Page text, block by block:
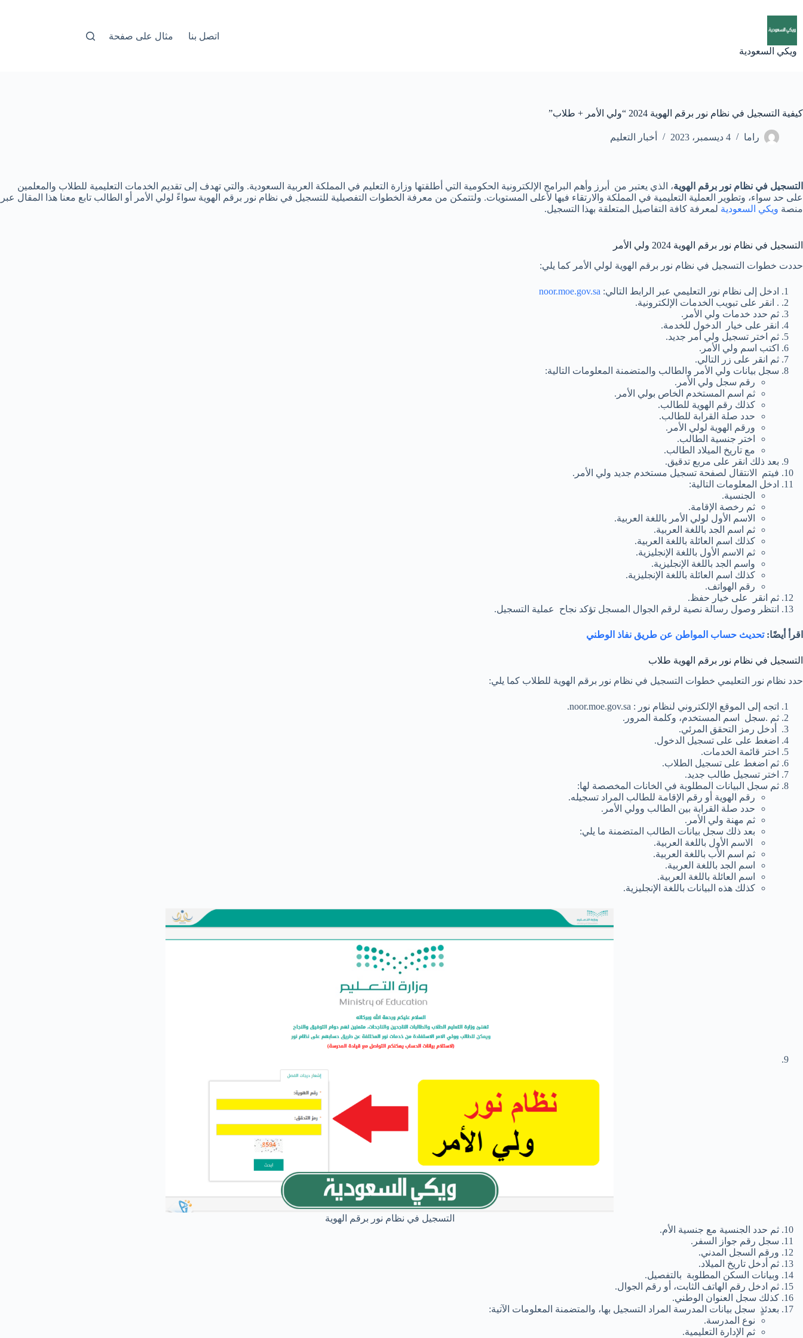
إلى
المحتوى
ويكي السعودية
اتصل بنا مثال على صفحة
كيفية التسجيل في نظام نور برقم الهوية 2024 “ولي الأمر + طلاب”
راما 4 ديسمبر، 2023 أخبار التعليم
التسجيل في نظام نور برقم الهوية، الذي يعتبر من أبرز وأهم البرامج الإلكترونية الحكومية التي أطلقتها وزارة التعليم في المملكة العربية السعودية. والتي تهدف إلى تقديم الخدمات التعليمية للطلاب والمعلمين
على حد سواء، وتطوير العملية التعليمية في المملكة والارتقاء فيها لأعلى المستويات. ولتتمكن من معرفة الخطوات التفصيلية للتسجيل في نظام نور برقم الهوية سواءً لولي الأمر أو الطالب تابع معنا هذا المقال عبر
منصة ويكي السعودية لمعرفة كافة التفاصيل المتعلقة بهذا التسجيل.
التسجيل في نظام نور برقم الهوية 2024 ولي الأمر
حددت خطوات التسجيل في نظام نور برقم الهوية لولي الأمر كما يلي:
ادخل إلى نظام نور التعليمي عبر الرابط التالي: noor.moe.gov.sa
. انقر على تبويب الخدمات الإلكترونية.
ثم حدد خدمات ولي الأمر.
انقر على خيار الدخول للخدمة.
ثم اختر تسجيل ولي أمر جديد.
اكتب اسم ولي الأمر.
ثم انقر على زر التالي.
سجل بيانات ولي الأمر والطالب والمتضمنة المعلومات التالية:
رقم سجل ولي الأمر.
ثم اسم المستخدم الخاص بولي الأمر.
كذلك رقم الهوية للطالب.
حدد صلة القرابة للطالب.
ورقم الهوية لولي الأمر.
اختر جنسية الطالب.
مع تاريخ الميلاد الطالب.
بعد ذلك انقر على مربع تدقيق.
فيتم الانتقال لصفحة تسجيل مستخدم جديد ولي الأمر.
ادخل المعلومات التالية:
الجنسية.
ثم رخصة الإقامة.
الاسم الأول لولي الأمر باللغة العربية.
ثم اسم الجد باللغة العربية.
كذلك اسم العائلة باللغة العربية.
ثم الاسم الأول باللغة الإنجليزية.
واسم الجد باللغة الإنجليزية.
كذلك اسم العائلة باللغة الإنجليزية.
رقم الهواتف.
ثم انقر على خيار حفظ.
انتظر وصول رسالة نصية لرقم الجوال المسجل تؤكد نجاح عملية التسجيل.
اقرأ أيضًا:تحديث حساب المواطن عن طريق نفاذ الوطني
التسجيل في نظام نور برقم الهوية طلاب
حدد نظام نور التعليمي خطوات التسجيل في نظام نور برقم الهوية للطلاب كما يلي:
اتجه إلى الموقع الإلكتروني لنظام نور : noor.moe.gov.sa.
ثم .سجل اسم المستخدم، وكلمة المرور.
أدخل رمز التحقق المرئي.
اضغط على على تسجيل الدخول.
اختر قائمة الخدمات.
ثم اضغط على تسجيل الطلاب.
اختر تسجيل طالب جديد.
ثم سجل البيانات المطلوبة في الخانات المخصصة لها:
رقم الهوية أو رقم الإقامة للطالب المراد تسجيله.
حدد صلة القرابة بين الطالب وولي الأمر.
ثم مهنة ولي الأمر.
بعد ذلك سجل بيانات الطالب المتضمنة ما يلي:
الاسم الأول باللغة العربية.
ثم اسم الأب باللغة العربية.
اسم الجد باللغة العربية.
اسم العائلة باللغة العربية.
كذلك هذه البيانات باللغة الإنجليزية.
التسجيل في نظام نور برقم الهوية
ثم حدد الجنسية مع جنسية الأم.
سجل رقم جواز السفر.
ورقم السجل المدني.
ثم أدخل تاريخ الميلاد.
وبيانات السكن المطلوبة بالتفصيل.
ثم ادخل رقم الهاتف الثابت، أو رقم الجوال.
كذلك سجل العنوان الوطني.
بعدئذٍ سجل بيانات المدرسة المراد التسجيل بها، والمتضمنة المعلومات الآتية:
نوع المدرسة.
ثم الإدارة التعليمية.